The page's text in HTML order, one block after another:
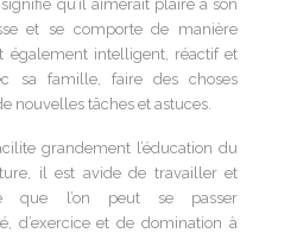
signifie qu’il aimerait plaire à son
et se comporte de manière
également intelligent, réactif et
sa famille, faire des choses
nouvelles tâches et astuces.
grandement l’éducation du
il est avide de travailler et
que l’on peut se passer
d’exercice et de domination à